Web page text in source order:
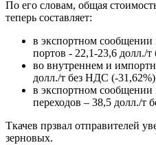
По его словам, общая
теперь составляет:
в экспортном
портов - 22,1-23,6 долл./
во внутреннем и
долл./т без НДС (-
в экспортном
переходов – 38,5 долл./т
Ткачев прзвал отправителей
зерновых.